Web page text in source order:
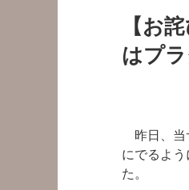
【お
はプ
昨日、当
にでるよ
た。